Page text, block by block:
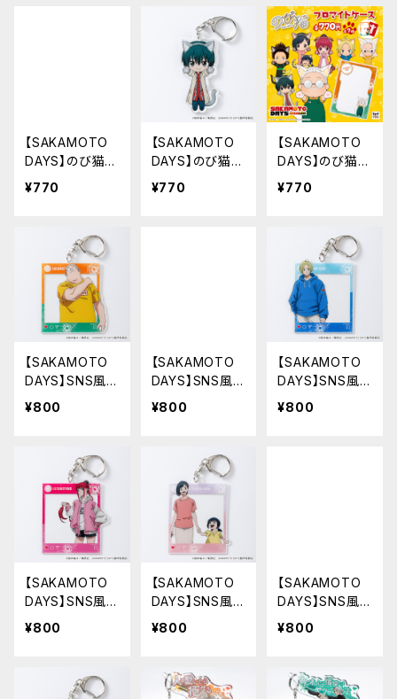
【SAKAMOTO
DAYS】のび猫ア
クリルキーホル
¥770
【SAKAMOTO
DAYS】のび猫ア
クリルキーホル
¥770
【SAKAMOTO
DAYS】のび猫B
7ブロマイドケー
¥770
【SAKAMOTO
DAYS】SNS風ア
クリルキーホル
¥800
【SAKAMOTO
DAYS】SNS風ア
クリルキーホル
¥800
【SAKAMOTO
DAYS】SNS風ア
クリルキーホル
¥800
【SAKAMOTO
DAYS】SNS風ア
クリルキーホル
¥800
【SAKAMOTO
DAYS】SNS風ア
クリルキーホル
¥800
【SAKAMOTO
DAYS】SNS風ア
クリルキーホル
¥800